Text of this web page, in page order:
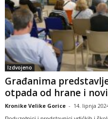
Izdvojeno
Građanima
otpada od hrane i
Kronike Velike Gorice - 14. lipnja